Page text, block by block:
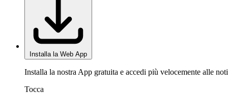
Installa la Web App
Installa la nostra App gratuita e accedi più velocemente alle
Tocca